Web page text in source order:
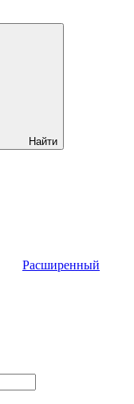
Найти
Расширенный